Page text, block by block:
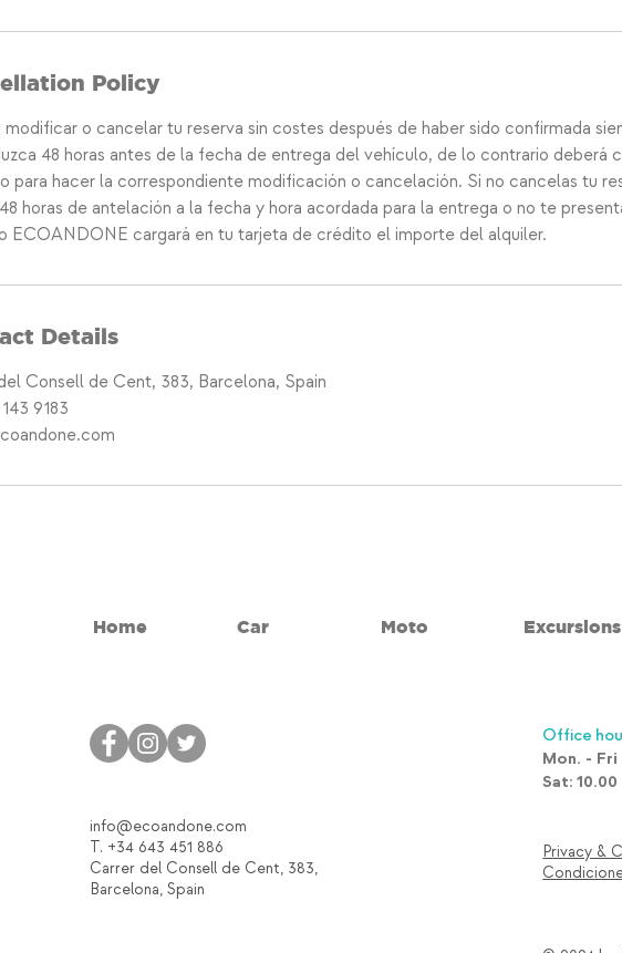
Policy
modificar o cancelar tu reserva sin costes después de haber sido confirmada
48 horas antes de la fecha de entrega del vehículo, de lo contrario deberá
para hacer la correspondiente modificación o cancelación. Si no cancelas tu
horas de antelación a la fecha y hora acordada para la entrega o no te
ECOANDONE cargará en tu tarjeta de crédito el importe del alquiler.
Details
Consell de Cent, 383, Barcelona, Spain
9183
Home Car Moto Excursions
Office
Mon. - Fri
Sat:
Privacy &
info@ecoandone.com
T. +34 643 451 886
Carrer del Consell de Cent, 383,
Barcelona, Spain